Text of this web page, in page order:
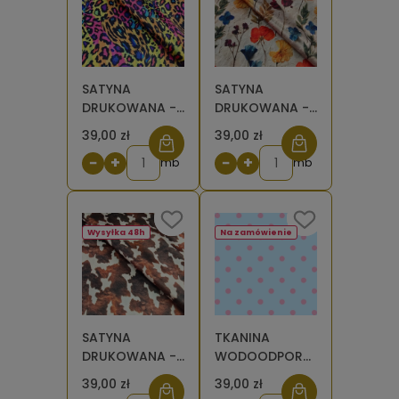
SATYNA
DRUKOWANA -
Panterka
kolorowa
39,00 zł
− + mb
SATYNA
DRUKOWANA -
Kwiaty suszone
25
39,00 zł
− + mb
SATYNA
DRUKOWANA -
Krowie łaty -
gęste brązowe
39,00 zł
Wysyłka 48h
TKANINA
WODOODPORNA
OXFORD
Groszki 1,5 cm -
39,00 zł
Na zamówienie